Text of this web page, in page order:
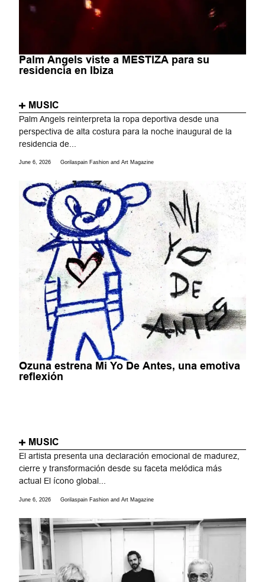
Palm Angels viste a MESTIZA para su
residencia en Ibiza
MUSIC
Palm Angels reinterpreta la ropa deportiva desde una
perspectiva de alta costura para la noche inaugural de la
residencia de...
June 6, 2026 Gorilaspain Fashion and Art Magazine
Ozuna estrena Mi Yo De Antes, una emotiva
reflexión
MUSIC
El artista presenta una declaración emocional de madurez,
cierre y transformación desde su faceta melódica más
actual El ícono global...
June 6, 2026 Gorilaspain Fashion and Art Magazine